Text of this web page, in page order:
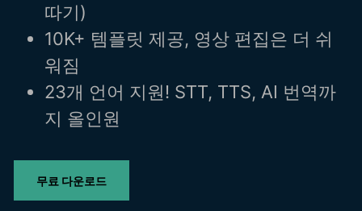
도움말 센터
고객 지원
핫한 콘텐츠
필모라 정보
더 알아보기
기타 콘텐츠
가격
검색
따기)
10K+ 템플릿 제공, 영상 편집은 더 쉬
워짐
23개 언어 지원! STT, TTS, AI 번역까
지 올인원
무료 다운로드